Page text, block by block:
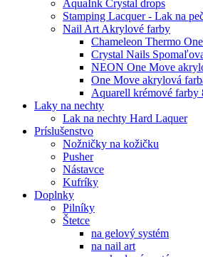
AquaInk Crystal drops
Stamping Lacquer - Lak na
Nail Art Akrylové farby
Chameleon Thermo
Crystal Nails
NEON One Move
One Move akrylová
Aquarell krémové farby
Laky na nechty
Lak na nechty Hard Laquer
Príslušenstvo
Nožničky na kožičku
Pusher
Nástavce
Kufríky
Doplnky
Pilníky
Štetce
na gelový systém
na nail art